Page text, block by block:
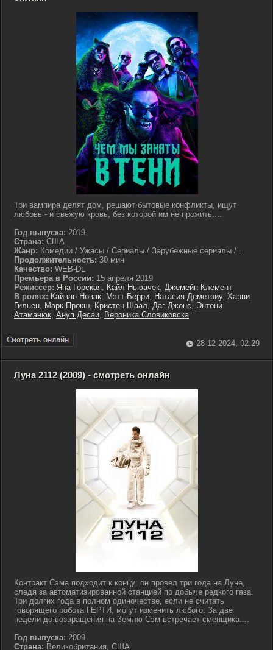
Три вампира делят дом, решают бытовые конфликты, ищут
любовь - и свежую кровь, без которой им не прожить....
Год выпуска: 2019
Страна: США
Жанр: Комедии / Ужасы / Сериалы / Зарубежные сериалы / ..
Продолжительность: 30 мин
Качество: WEB-DL
Премьера в России: 15 апреля 2019
Режиссер: Яна Горская, Кайл Ньюачек, Джемейн Клемент
В ролях: Кайван Новак, Мэтт Берри, Натасия Деметриу, Харви
Гильен, Марк Прокш, Кристен Шаал, Даг Джонс, Энтони
Атаманюк, Ануп Десаи, Вероника Словиковска
28-12-2024, 02:29
Луна 2112 (2009) - смотреть онлайн
Контракт Сэма подходит к концу: он провел три года на Луне,
следя за автоматизированной станцией по добыче редкого газа.
Три долгих года в полном одиночестве, если не считать
говорящего робота ГЕРТИ, могут изменить любого. За две
недели до возвращения на Землю Сэм встречает сменщика....
Год выпуска: 2009
Страна: Великобритания, США